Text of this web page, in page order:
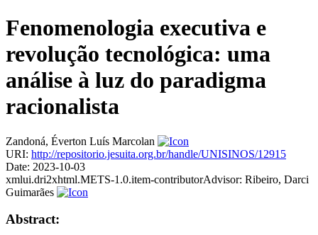
Fenomenologia executiva e
revolução tecnológica: uma
análise à luz do paradigma
racionalista
Zandoná, Éverton Luís Marcolan
URI: http://repositorio.jesuita.org.br/handle/UNISINOS/12915
Date: 2023-10-03
xmlui.dri2xhtml.METS-1.0.item-contributorAdvisor: Ribeiro, Darci
Guimarães
Abstract: